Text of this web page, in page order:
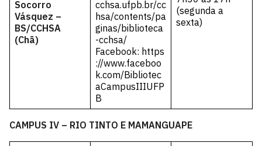
Socorro
Vásquez –
BS/CCHSA
(Chã)
cchsa.ufpb.br/cc
hsa/contents/pa
ginas/biblioteca
-cchsa/
Facebook: https
://www.faceboo
k.com/Bibliotec
aCampusIIIUFP
B
(segunda a
sexta)
CAMPUS IV – RIO TINTO E MAMANGUAPE